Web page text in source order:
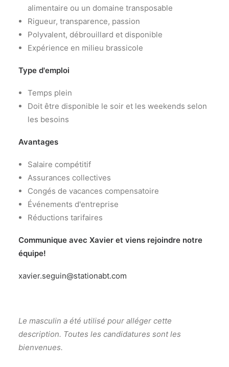
alimentaire ou un domaine transposable
Rigueur, transparence, passion
Polyvalent, débrouillard et disponible
Expérience en milieu brassicole
Type d'emploi
Temps plein
Doit être disponible le soir et les weekends selon
les besoins
Avantages
Salaire compétitif
Assurances collectives
Congés de vacances compensatoire
Événements d'entreprise
Réductions tarifaires
Communique avec Xavier et viens rejoindre notre
équipe!
xavier.seguin@stationabt.com
Le masculin a été utilisé pour alléger cette
description. Toutes les candidatures sont les
bienvenues.